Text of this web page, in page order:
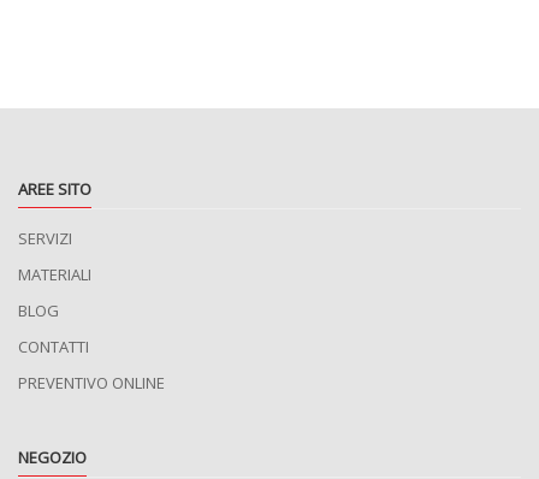
AREE SITO
SERVIZI
MATERIALI
BLOG
CONTATTI
PREVENTIVO ONLINE
NEGOZIO